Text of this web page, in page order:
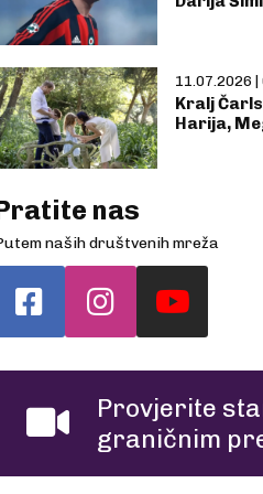
11.07.2026 |
Kralj
Harija,
nas
naših društvenih mreža
Provjerite
graničnim